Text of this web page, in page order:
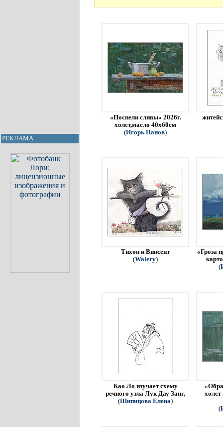
РЕКЛАМА
«Поспели сливы» 2026г.
холст,масло 40х60см
(Игорь Панов)
Тихон и Винсент
(Walery)
«Гроза
(
Као Ло изучает схему
речного узла Лук Дау Занг,
(Шипицова Елена)
холст
(